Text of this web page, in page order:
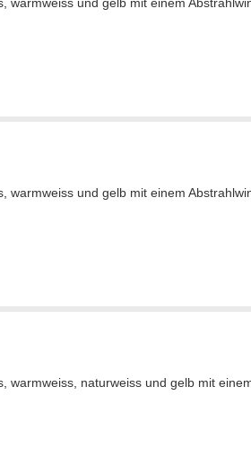
warmweiss und gelb mit einem
warmweiss, naturweiss und gelb mit